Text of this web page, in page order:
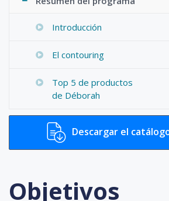
Introducción
El contouring
Top 5 de productos
de Déborah
Descargar el
Objetivos